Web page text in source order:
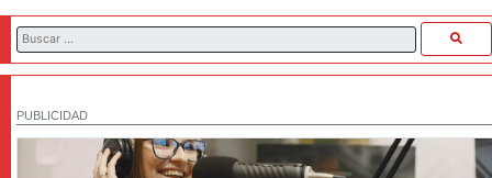
PUBLICIDAD